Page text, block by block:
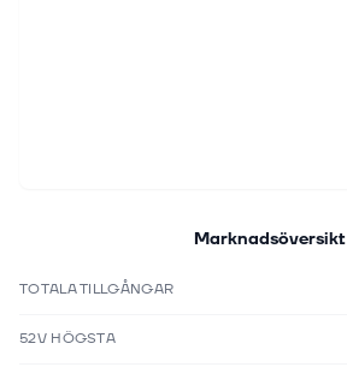
Marknadsöversikt
TOTALA TILLGÅNGAR
52V HÖGSTA